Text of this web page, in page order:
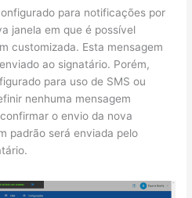
para notificações por
janela em que é possível
customizada. Esta mensagem
ao signatário. Porém,
para uso de SMS ou
nenhuma mensagem
o envio da nova
padrão será enviada pelo